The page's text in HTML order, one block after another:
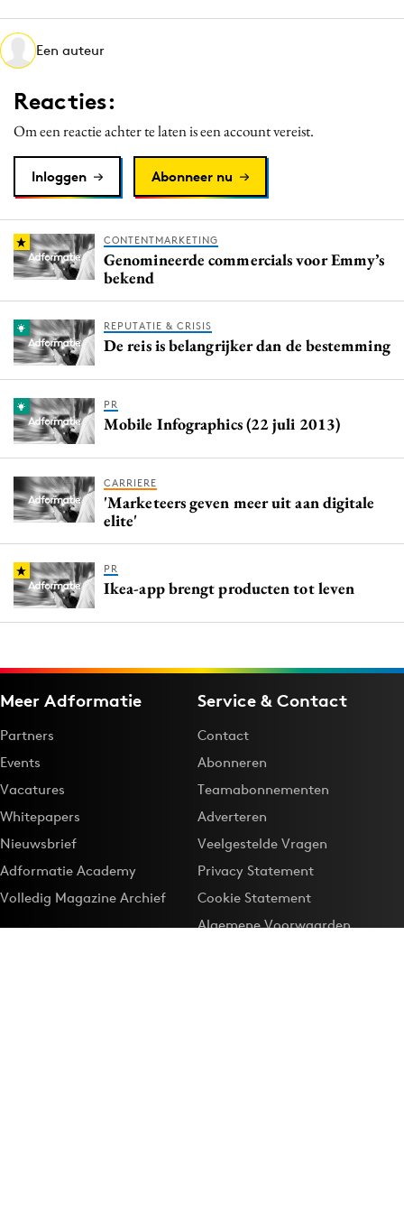
Media
Merkstrategie
PR
Programmatic
Purpose Marketing
Reputatie & crisis
Een auteur
Reacties:
Om een reactie achter te laten is een account vereist.
Inloggen Abonneer nu
CONTENTMARKETING
Genomineerde commercials voor Emmy’s
bekend
REPUTATIE & CRISIS
De reis is belangrijker dan de bestemming
PR
Mobile Infographics (22 juli 2013)
CARRIERE
'Marketeers geven meer uit aan digitale
elite'
PR
Ikea-app brengt producten tot leven
Meer Adformatie
Partners
Events
Vacatures
Whitepapers
Nieuwsbrief
Adformatie Academy
Volledig Magazine Archief
Service & Contact
Contact
Abonneren
Teamabonnementen
Adverteren
Veelgestelde Vragen
Privacy Statement
Cookie Statement
Algemene Voorwaarden